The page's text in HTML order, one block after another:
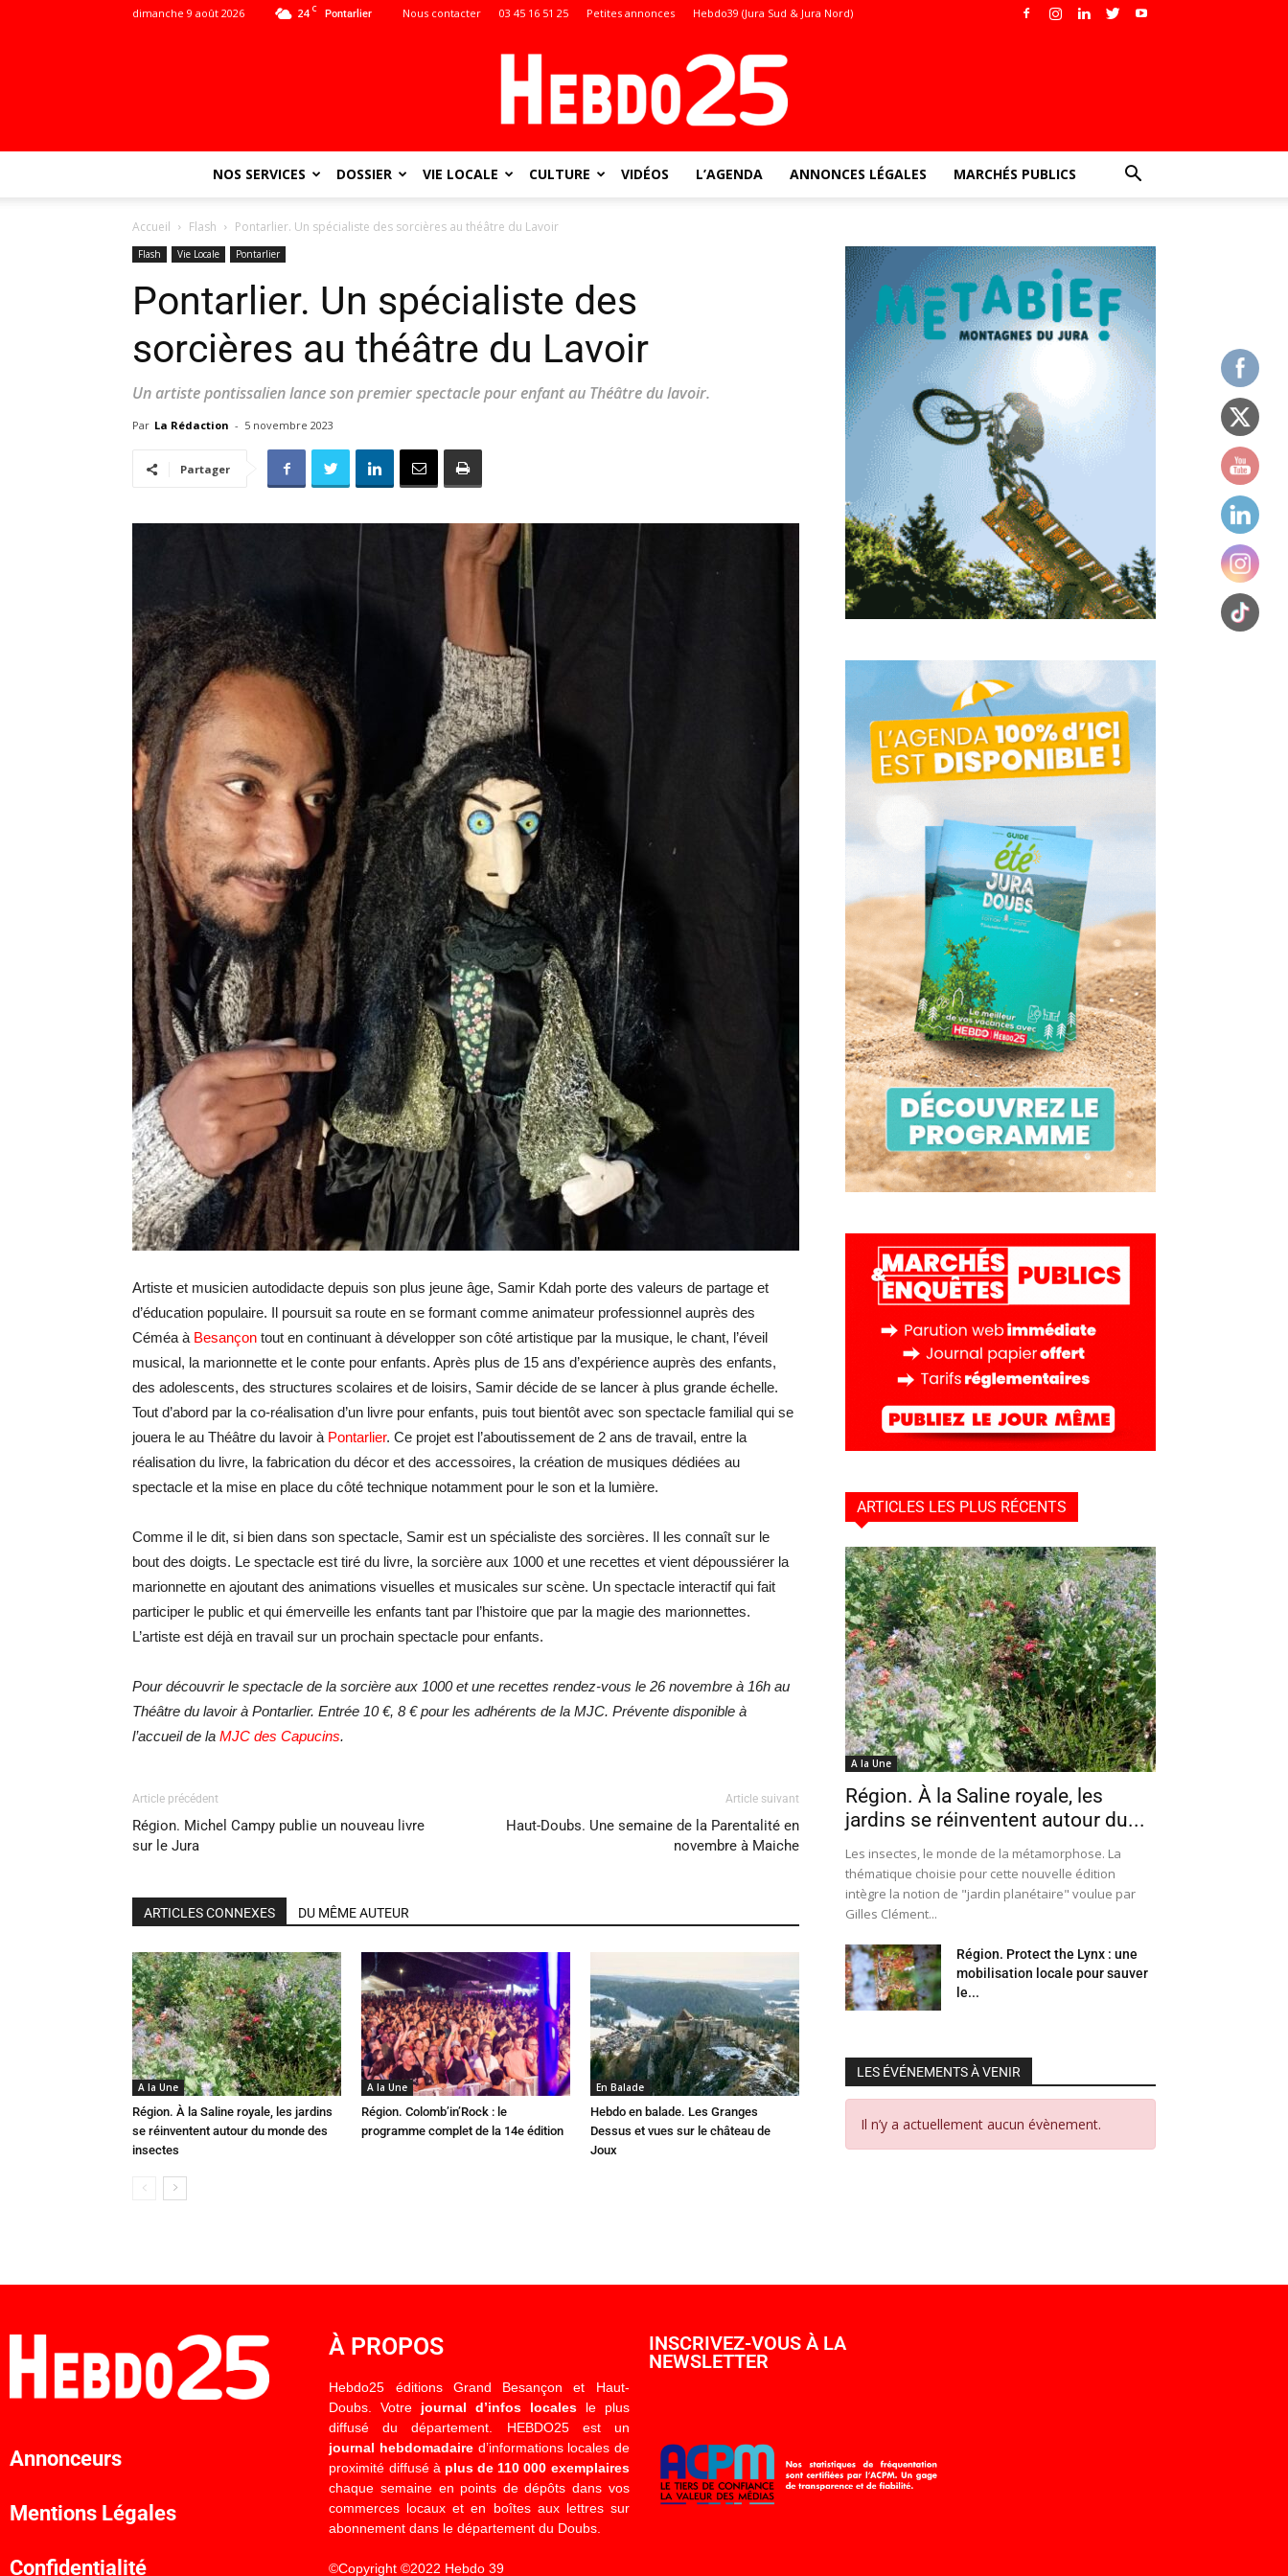
24 C Pontarlier
dimanche 9 août 2026 Nous contacter 03 45 16 51 25 Petites annonces Hebdo39 (Jura Sud & Jura Nord)
NOS SERVICES DOSSIER VIE LOCALE CULTURE VIDÉOS L’AGENDA ANNONCES LÉGALES MARCHÉS PUBLICS
Accueil Flash Pontarlier. Un spécialiste des sorcières au théâtre du Lavoir
Flash Vie Locale Pontarlier
Pontarlier. Un spécialiste des
sorcières au théâtre du Lavoir
Un artiste pontissalien lance son premier spectacle pour enfant au Théâtre du lavoir.
Par La Rédaction - 5 novembre 2023
Partager
Artiste et musicien autodidacte depuis son plus jeune âge, Samir Kdah porte des valeurs de partage et
d’éducation populaire. Il poursuit sa route en se formant comme animateur professionnel auprès des
Céméa à Besançon tout en continuant à développer son côté artistique par la musique, le chant, l’éveil
musical, la marionnette et le conte pour enfants. Après plus de 15 ans d’expérience auprès des enfants,
des adolescents, des structures scolaires et de loisirs, Samir décide de se lancer à plus grande échelle.
Tout d’abord par la co-réalisation d’un livre pour enfants, puis tout bientôt avec son spectacle familial qui se
jouera le au Théâtre du lavoir à Pontarlier. Ce projet est l’aboutissement de 2 ans de travail, entre la
réalisation du livre, la fabrication du décor et des accessoires, la création de musiques dédiées au
spectacle et la mise en place du côté technique notamment pour le son et la lumière.
Comme il le dit, si bien dans son spectacle, Samir est un spécialiste des sorcières. Il les connaît sur le
bout des doigts. Le spectacle est tiré du livre, la sorcière aux 1000 et une recettes et vient dépoussiérer la
marionnette en ajoutant des animations visuelles et musicales sur scène. Un spectacle interactif qui fait
participer le public et qui émerveille les enfants tant par l’histoire que par la magie des marionnettes.
L’artiste est déjà en travail sur un prochain spectacle pour enfants.
Pour découvrir le spectacle de la sorcière aux 1000 et une recettes rendez-vous le 26 novembre à 16h au
Théâtre du lavoir à Pontarlier. Entrée 10 €, 8 € pour les adhérents de la MJC. Prévente disponible à
l’accueil de la MJC des Capucins.
Article précédent
Région. Michel Campy publie un nouveau livre
sur le Jura
Article suivant
Haut-Doubs. Une semaine de la Parentalité en
novembre à Maiche
ARTICLES CONNEXES DU MÊME AUTEUR
A la Une
Région. À la Saline royale, les jardins
se réinventent autour du monde des
insectes
A la Une
Région. Colomb’in’Rock : le
programme complet de la 14e édition
En Balade
Hebdo en balade. Les Granges
Dessus et vues sur le château de
Joux
ARTICLES LES PLUS RÉCENTS
A la Une
Région. À la Saline royale, les
jardins se réinventent autour du...
Les insectes, le monde de la métamorphose. La
thématique choisie pour cette nouvelle édition
intègre la notion de "jardin planétaire" voulue par
Gilles Clément...
Région. Protect the Lynx : une
mobilisation locale pour sauver
le...
LES ÉVÉNEMENTS À VENIR
Il n’y a actuellement aucun évènement.
Annonceurs
Mentions Légales
Confidentialité
À PROPOS
Hebdo25 éditions Grand Besançon et Haut-
Doubs. Votre journal d’infos localesle plus
diffusé du département. HEBDO25 est un
journal hebdomadaired’informations locales de
proximité diffusé à plus de 110 000 exemplaires
chaque semaine en points de dépôts dans vos
commerces locaux et en boîtes aux lettres sur
abonnement dans le département du Doubs.
©Copyright ©2022 Hebdo 39
INSCRIVEZ-VOUS À LA
NEWSLETTER